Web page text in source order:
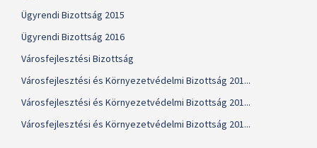
Ügyrendi Bizottság 2015
Ügyrendi Bizottság 2016
Városfejlesztési Bizottság
Városfejlesztési és Környezetvédelmi Bizottság 201...
Városfejlesztési és Környezetvédelmi Bizottság 201...
Városfejlesztési és Környezetvédelmi Bizottság 201...